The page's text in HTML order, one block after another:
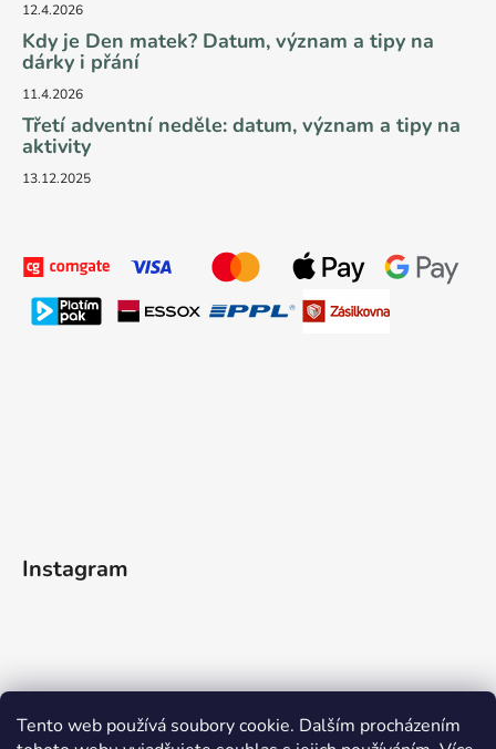
Tento web používá soubory cookie. Dalším procházením
12.4.2026
Kdy je Den matek? Datum, význam a tipy na
dárky i přání
11.4.2026
Třetí adventní neděle: datum, význam a tipy na
aktivity
13.12.2025
Instagram